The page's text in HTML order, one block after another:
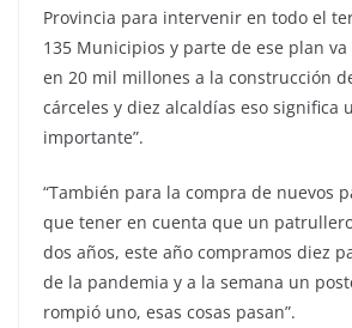
Provincia para intervenir en todo el
135 Municipios y parte de ese plan
en 20 mil millones a la construcción
cárceles y diez alcaldías eso significa
importante”.
“También para la compra de nuevos
que tener en cuenta que un
dos años, este año compramos diez
de la pandemia y a la semana un
rompió uno, esas cosas pasan”.